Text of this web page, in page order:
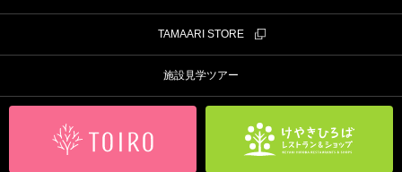
TAMAARI STORE
施設見学ツアー